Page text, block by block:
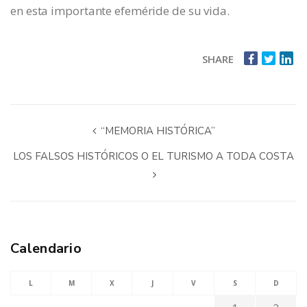
en esta importante efeméride de su vida.
SHARE
“MEMORIA HISTÓRICA”
LOS FALSOS HISTÓRICOS O EL TURISMO A TODA COSTA
Calendario
L M X J V S D